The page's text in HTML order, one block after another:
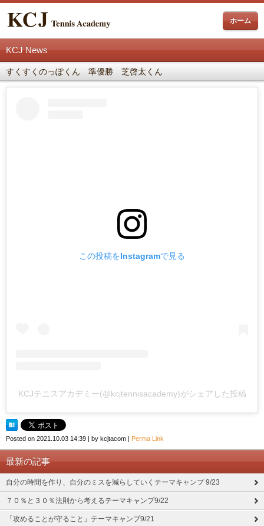
ホーム
KCJ News
すくすくのっぽくん 準優勝 芝啓太くん
この投稿をInstagramで見る
KCJテニスアカデミー(@kcjtennisacademy)がシェアした投稿
Posted on 2021.10.03 14:39 | by kcjtacom | Perma Link
最新の記事
自分の時間を作り、自分のミスを減らしていくテーマキャンプ 9/23
７０％と３０％法則から考えるテーマキャンプ9/22
「攻めることが守ること」テーマキャンプ9/21